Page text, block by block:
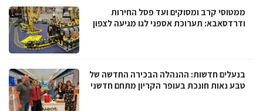
ממטוסי קרב ומסוקים ועד פסל החירות
ודרדסאבא: תערוכת אספני לגו מגיעה לצפון
בנעלים חדשות: ההנהלה הבכירה החדשה של
טבע נאות חונכת בעופר הקריון מתחם חדשני